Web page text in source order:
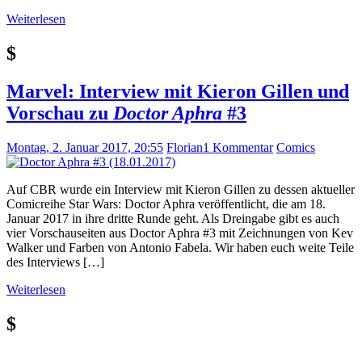
Weiterlesen
$
Marvel: Interview mit Kieron Gillen und
Vorschau zu Doctor Aphra #3
Montag, 2. Januar 2017, 20:55 Florian1 Kommentar Comics
Auf CBR wurde ein Interview mit Kieron Gillen zu dessen aktueller
Comicreihe Star Wars: Doctor Aphra veröffentlicht, die am 18.
Januar 2017 in ihre dritte Runde geht. Als Dreingabe gibt es auch
vier Vorschauseiten aus Doctor Aphra #3 mit Zeichnungen von Kev
Walker und Farben von Antonio Fabela. Wir haben euch weite Teile
des Interviews […]
Weiterlesen
$